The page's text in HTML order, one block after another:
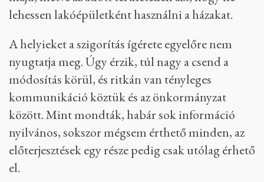
Ami a jövőt illeti, Tihanyban is változtatni,
önkormányzat kifejtette, hogy„Tihany
mezőgazdasági kertes területeit, az ún. szőlőhegyek
építési paramétereit vizsgálja felül, módosítja az
önkormányzat. A magasabb szintű jogszabályi
változásokhoz való igazodás miatt szigorítások
várhatóak.”Az önkormányzat azt ígérte, hogy a
jelenlegi túl magas beépíthetőséget korlátozzák
majd, illetve az adott területeken azt, hogy ne